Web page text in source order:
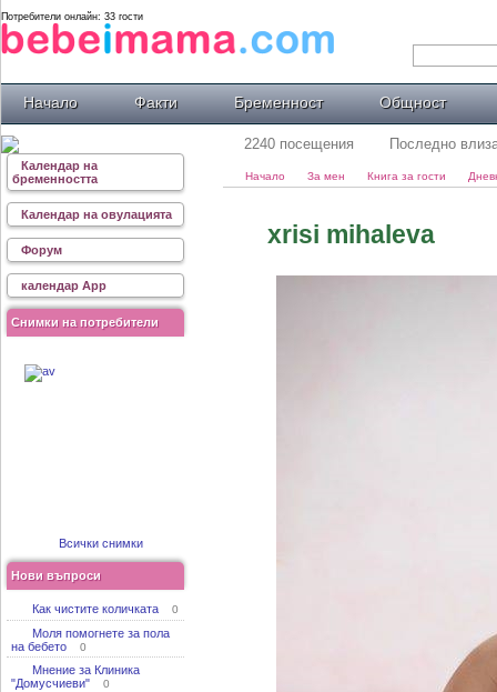
Потребители онлайн: 33 гости
Начало Факти Бременност Общност
2240 посещения Последно
Начало За мен Книга за гости
xrisi mihaleva
Календар на
бременността
Календар на овулацията
Форум
календар App
Снимки на потребители
Всички снимки
Нови въпроси
Как чистите количката 0
Моля помогнете за пола
на бебето
0
Мнение за Клиника
"Домусчиеви"
0